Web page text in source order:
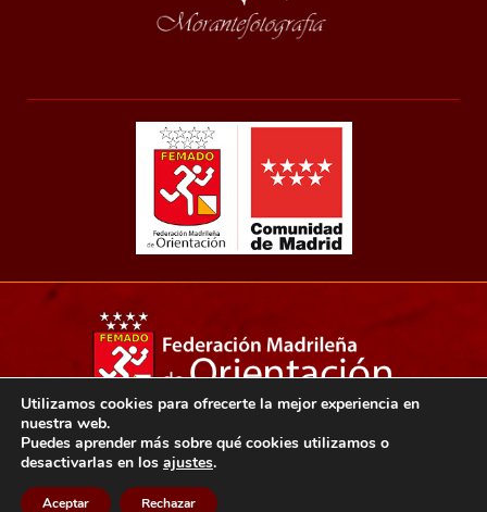
Copyright 2021© Federación madrileña de orientación.
Aviso legalPolítica de privacidad
Diseño web: Ensalza
Utilizamos cookies para ofrecerte la mejor experiencia en
nuestra web.
Puedes aprender más sobre qué cookies utilizamos o
desactivarlas en los ajustes.
Aceptar Rechazar